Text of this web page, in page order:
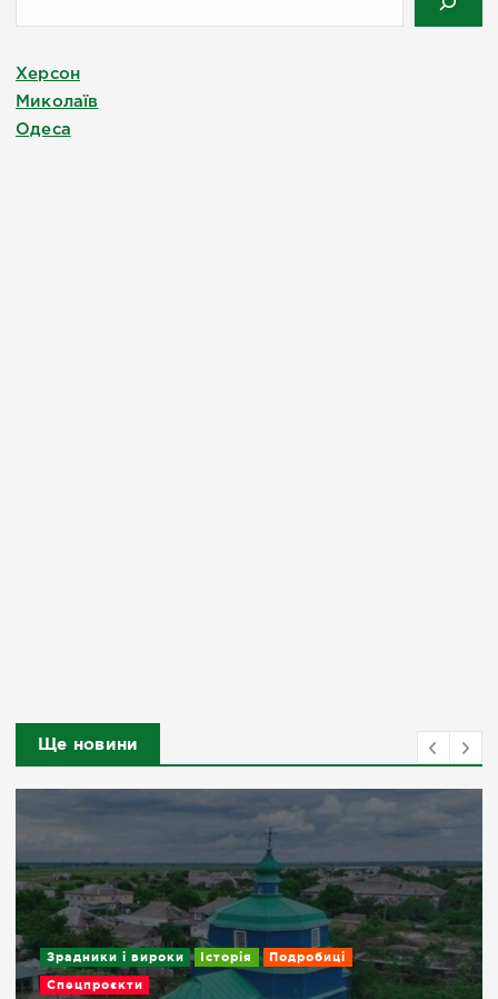
Херсон
Миколаїв
Одеса
Ще новини
Зрадники і вироки Історія Подробиці
Спецпроєкти